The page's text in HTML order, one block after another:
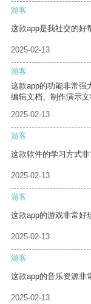
游客
这款app是我社交的好
2025-02-13
游客
这款app的功能非常强
编辑文档、制作演示文
2025-02-13
游客
这款软件的学习方式
2025-02-13
游客
这款app的游戏非常好
2025-02-13
游客
这款app的音乐资源非
2025-02-13